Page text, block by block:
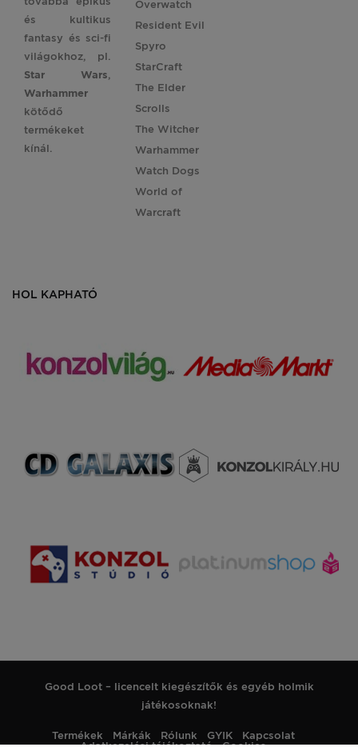
és kultikus
fantasy és sci-fi
világokhoz, pl.
Star
Wars,
Warhammer
kötődő
termékeket
kínál.
Overwatch
Resident Evil
Spyro
StarCraft
The Elder
Scrolls
The Witcher
Warhammer
Watch Dogs
World of
Warcraft
HOL KAPHATÓ
Good Loot – licencelt kiegészítők és egyéb holmik
játékosoknak!
Termékek Márkák Rólunk GYIK
Kapcsolat
Adatkezelési tájékoztató
Cookies